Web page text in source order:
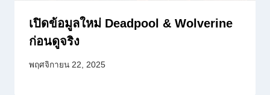
เปิดข้อมูลใหม่ Deadpool & Wolverine
ก่อนดูจริง
พฤศจิกายน 22, 2025